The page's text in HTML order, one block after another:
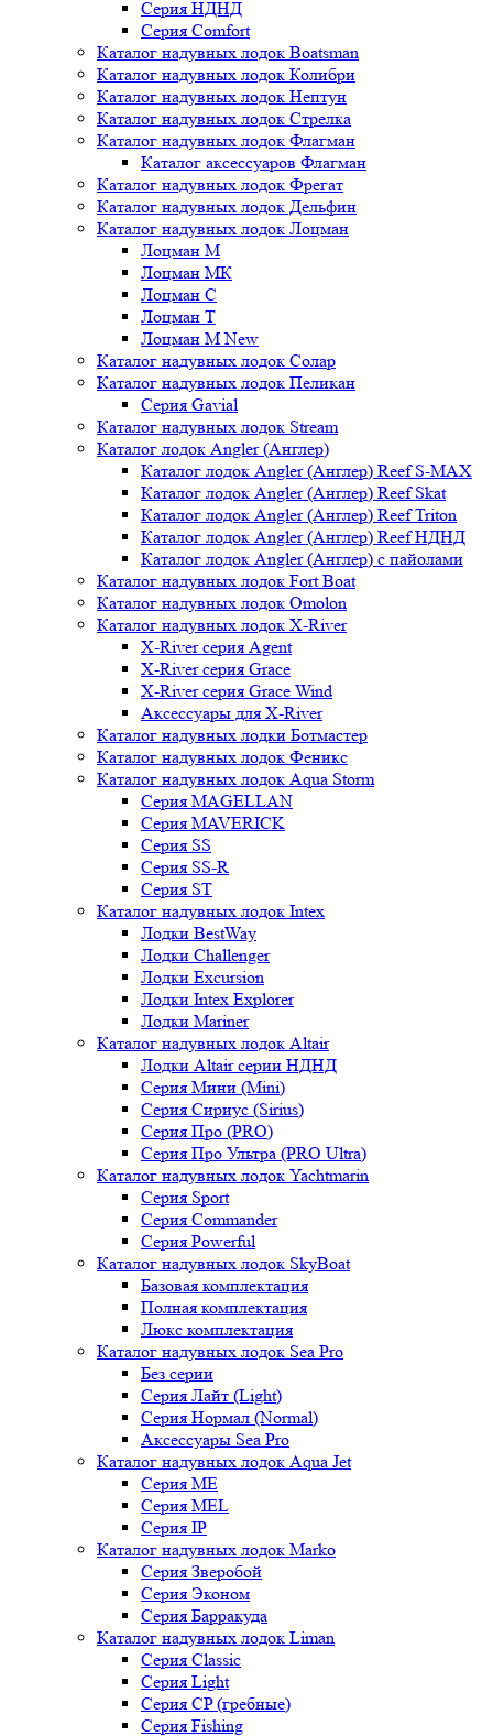
Серия НДНД
Серия Comfort
Каталог надувных лодок Boatsman
Каталог надувных лодок Колибри
Каталог надувных лодок Нептун
Каталог надувных лодок Стрелка
Каталог надувных лодок Флагман
Каталог аксессуаров Флагман
Каталог надувных лодок Фрегат
Каталог надувных лодок Дельфин
Каталог надувных лодок Лоцман
Лоцман М
Лоцман МК
Лоцман С
Лоцман Т
Лоцман М New
Каталог надувных лодок Солар
Каталог надувных лодок Пеликан
Серия Gavial
Каталог надувных лодок Stream
Каталог лодок Angler (Англер)
Каталог лодок Angler (Англер) Reef S-MAX
Каталог лодок Angler (Англер) Reef Skat
Каталог лодок Angler (Англер) Reef Triton
Каталог лодок Angler (Англер) Reef НДНД
Каталог лодок Angler (Англер) с пайолами
Каталог надувных лодок Fort Boat
Каталог надувных лодок Omolon
Каталог надувных лодок X-River
X-River серия Agent
X-River серия Grace
X-River серия Grace Wind
Аксессуары для X-River
Каталог надувных лодки Ботмастер
Каталог надувных лодок Феникc
Каталог надувных лодок Aqua Storm
Серия MAGELLAN
Серия MAVERICK
Серия SS
Серия SS-R
Серия ST
Каталог надувных лодок Intex
Лодки BestWay
Лодки Challenger
Лодки Excursion
Лодки Intex Explorer
Лодки Mariner
Каталог надувных лодок Altair
Лодки Altair серии НДНД
Серия Мини (Mini)
Серия Сириус (Sirius)
Серия Про (PRO)
Серия Про Ультра (PRO Ultra)
Каталог надувных лодок Yachtmarin
Серия Sport
Серия Commander
Серия Powerful
Каталог надувных лодок SkyBoat
Базовая комплектация
Полная комплектация
Люкс комплектация
Каталог надувных лодок Sea Pro
Без серии
Серия Лайт (Light)
Серия Нормал (Normal)
Аксессуары Sea Pro
Каталог надувных лодок Aqua Jet
Серия ME
Серия MEL
Серия IP
Каталог надувных лодок Marko
Серия Зверобой
Серия Эконом
Серия Барракуда
Каталог надувных лодок Liman
Серия Classic
Серия Light
Серия CP (гребные)
Серия Fishing